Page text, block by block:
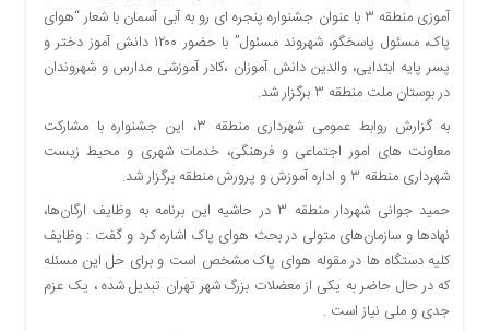
فناوری
منظقه
دسترسی
سریع
تماس
درباره
آموزی منطقه ۳ با عنوان جشنواره پنجره ای رو به آبی آسمان با شعار “هوای
پاک، مسئول پاسخگو، شهروند مسئول” با حضور ۱۲۰۰ دانش آموز دختر و
پسر پایه ابتدایی، والدین دانش آموزان ،کادر آموزشی مدارس و شهروندان
در بوستان ملت منطقه ۳ برگزار شد.
به گزارش روابط عمومی شهرداری منطقه ۳، این جشنواره با مشارکت
معاونت های امور اجتماعی و فرهنگی، خدمات شهری و محیط زیست
شهرداری منطقه ۳ و اداره آموزش و پرورش منطقه برگزار شد.
حمید جوانی شهردار منطقه ۳ در حاشیه این برنامه به وظایف ارگان‌ها،
نهادها و سازمان‌های متولی در بحث هوای پاک اشاره کرد و گفت : وظایف
کلیه دستگاه ها در مقوله هوای پاک مشخص است و برای حل این مسئله
که در حال حاضر به یکی از معضلات بزرگ شهر تهران تبدیل شده ، یک عزم
جدی و ملی نیاز است .